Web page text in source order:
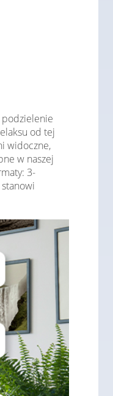
podzielenie
od tej
widoczne,
w naszej
3-